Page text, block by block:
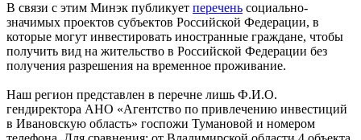
В связи с этим Минэк публикует перечень социально-
значимых проектов субъектов Российской Федерации, в
которые могут инвестировать иностранные граждане, чтобы
получить вид на жительство в Российской Федерации без
получения разрешения на временное проживание.
Наш регион представлен в перечне лишь Ф.И.О.
гендиректора АНО «Агентство по привлечению инвестиций
в Ивановскую область» госпожи Тумановой и номером